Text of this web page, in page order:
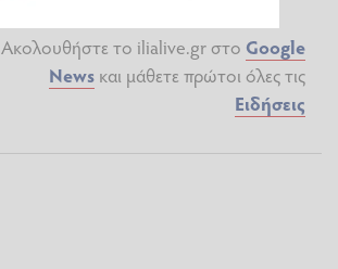
Ακολουθήστε το ilialive.gr στο Google
News και μάθετε πρώτοι όλες τις
Ειδήσεις